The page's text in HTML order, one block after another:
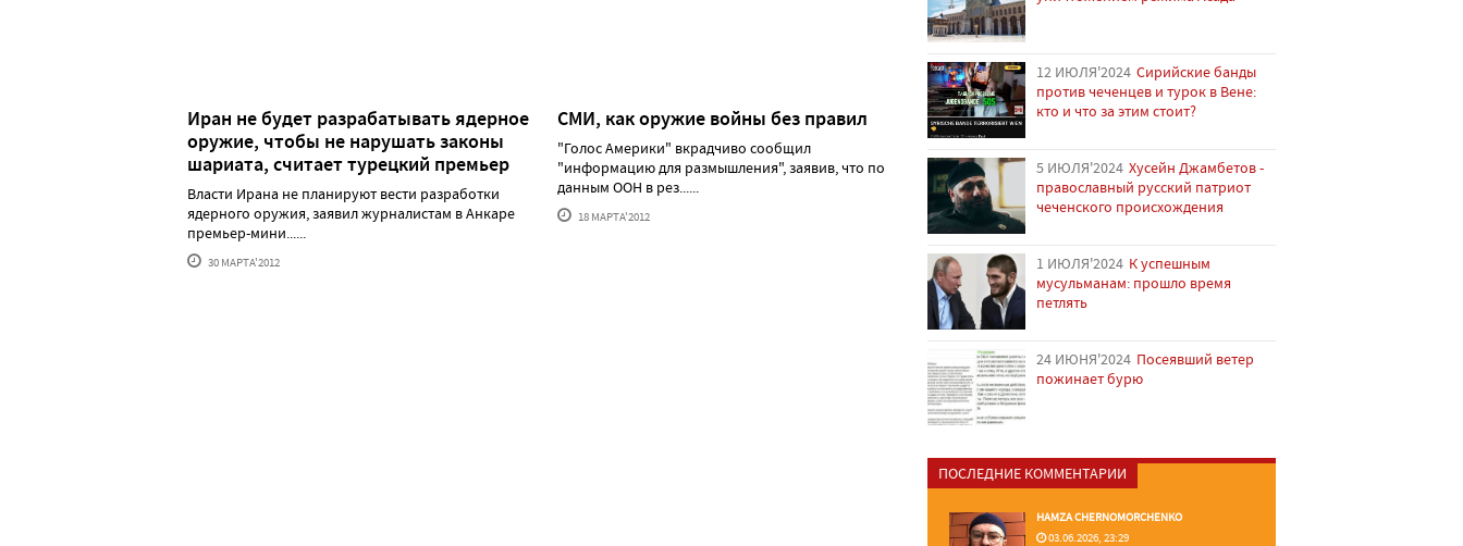
Иран не будет разрабатывать ядерное
оружие, чтобы не нарушать законы
шариата, считает турецкий премьер
Власти Ирана не планируют вести разработки
ядерного оружия, заявил журналистам в Анкаре
премьер-мини......
30 МАРТА'2012
СМИ, как оружие войны без правил
"Голос Америки" вкрадчиво сообщил
"информацию для размышления", заявив, что по
данным ООН в рез......
18 МАРТА'2012
12 ИЮЛЯ'2024 Сирийские банды
против чеченцев и турок в Вене:
кто и что за этим стоит?
5 ИЮЛЯ'2024 Хусейн Джамбетов -
православный русский патриот
чеченского происхождения
1 ИЮЛЯ'2024 К успешным
мусульманам: прошло время
петлять
24 ИЮНЯ'2024 Посеявший ветер
пожинает бурю
ПОСЛЕДНИЕ КОММЕНТАРИИ
HAMZA CHERNOMORCHENKO
03.06.2026, 23:29